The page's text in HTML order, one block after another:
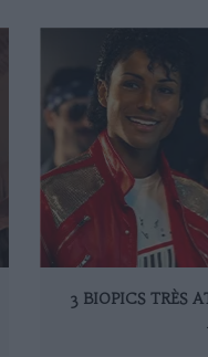
3 BIOPICS TRÈS